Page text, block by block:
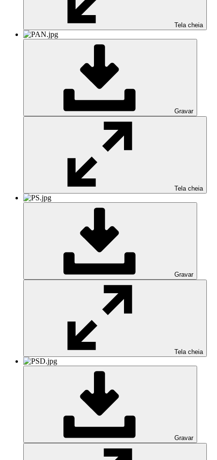
Tela cheia
Gravar
Tela cheia
Gravar
Tela cheia
Gravar